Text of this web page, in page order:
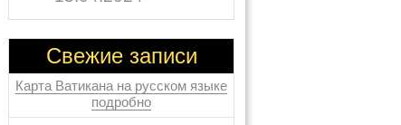
Свежие записи
Карта Ватикана на русском языке
подробно